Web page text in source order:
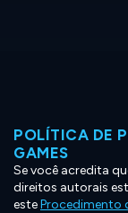
POLÍTICA DE
GAMES
Se você acredita
direitos autorais
esteProcedimento